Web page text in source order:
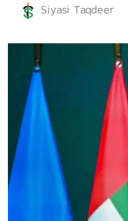
Siyasi Taqdeer